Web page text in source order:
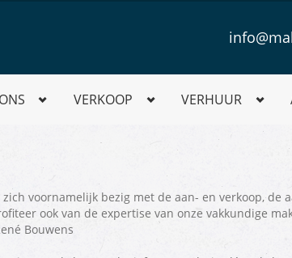
VERKOOP VERHUUR
zich voornamelijk bezig met de aan- en verkoop,
ook van de expertise van onze vakkundige
Bouwens